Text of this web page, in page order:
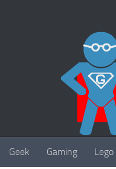
Geek Gaming Lego